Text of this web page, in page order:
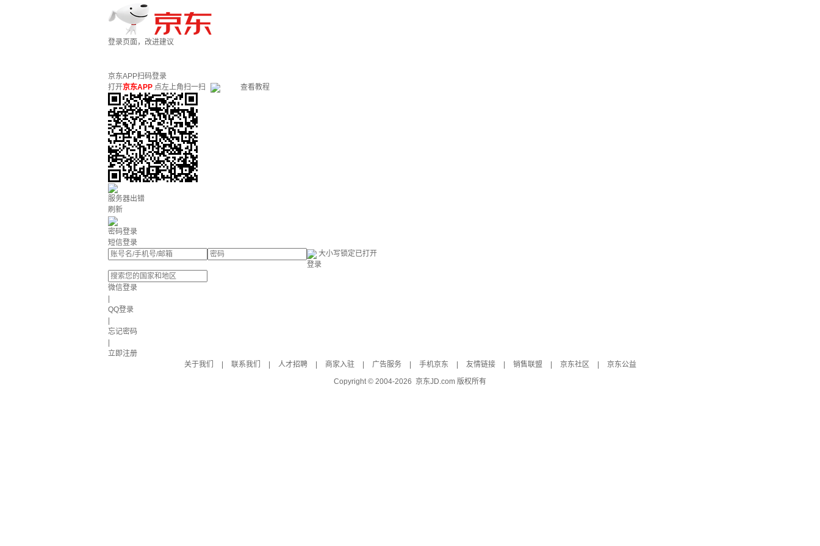
登录页面，改进建议
京东APP扫码登录
打开京东APP 点左上角扫一扫 查看教程
服务器出错
刷新
密码登录
短信登录
大小写锁定已打开
登录
微信登录
QQ登录
忘记密码
立即注册
关于我们
联系我们 人才招聘 商家入驻 广告服务 手机京东 友情链接 销售联盟 京东社区
京东公益
Copyright © 2004-2026 京东JD.com 版权所有